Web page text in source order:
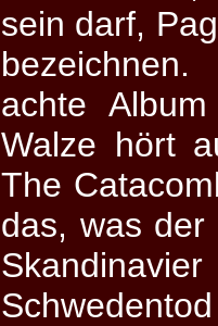
sein darf,
achte
Walze hört
The
das, was der